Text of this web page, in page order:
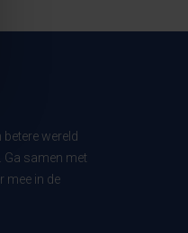
wereld
samen met
mee in de